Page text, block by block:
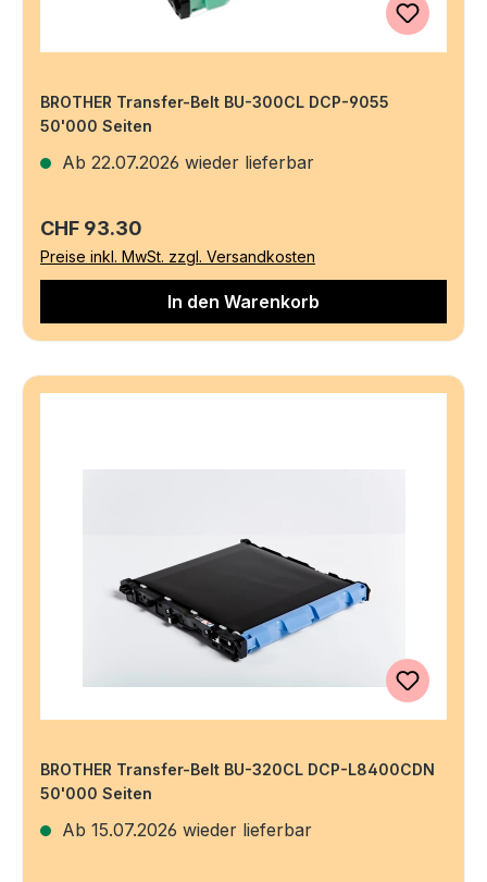
BROTHER Transfer-Belt BU-300CL DCP-9055
50'000 Seiten
Ab 22.07.2026 wieder lieferbar
Regulärer Preis:
CHF 93.30
Preise inkl. MwSt. zzgl. Versandkosten
In den Warenkorb
BROTHER Transfer-Belt BU-320CL DCP-L8400CDN
50'000 Seiten
Ab 15.07.2026 wieder lieferbar